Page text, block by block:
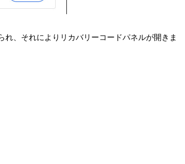
、それによりリカバリーコードパネルが開きま